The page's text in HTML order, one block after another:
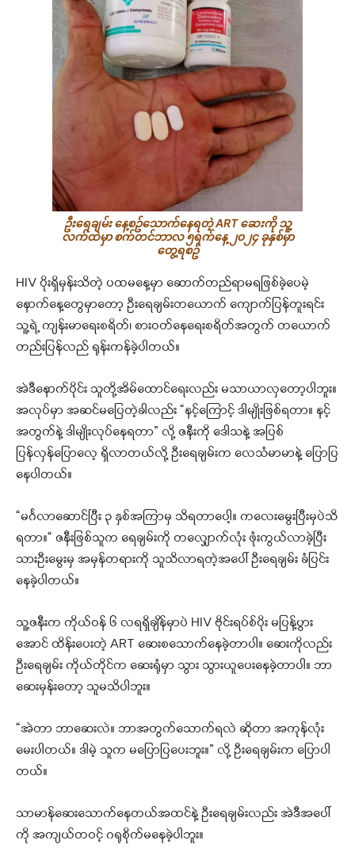
ဦးရေချမ်း နေ့စဥ်သောက်နေရတဲ့ ART ဆေးကို သူ့
လက်ထဲမှာ စက်တင်ဘာလ ၅ရက်နေ့ ၂၀၂၄ ခုနှစ်မှာ
တွေ့ရစဥ်
HIV ပိုးရှိမှန်းသိတဲ့ ပထမနေ့မှာ ဆောက်တည်ရာမရဖြစ်ခဲ့ပေမဲ့
နောက်နေ့တွေမှာတော့ ဦးရေချမ်းတယောက် ကျောက်ပြန်တူးရင်း
သူ့ရဲ့ ကျန်းမာရေးစရိတ်၊ စားဝတ်နေရေးစရိတ်အတွက် တယောက်
တည်းပြန်လည် ရုန်းကန်ခဲ့ပါတယ်။
အဲဒီနောက်ပိုင်း သူတို့အိမ်‌ထောင်ရေးလည်း မသာယာလှတော့ပါဘူး။
အလုပ်မှာ အဆင်မပြေတဲ့ခါလည်း “နင့်ကြောင့် ဒါမျိုးဖြစ်ရတာ။ နင့်
အတွက်နဲ့ ဒါမျိုးလုပ်နေရတာ” လို့ ဇနီးကို ဒေါသနဲ့ အပြစ်
ပြန်လှန်ပြောလေ့ ရှိလာတယ်လို့ ဦးရေချမ်းက လေသံမာမာနဲ့ ပြောပြ
နေပါတယ်။
“မင်္ဂလာဆောင်ပြီး ၃ နှစ်အကြာမှ သိရတာပေါ့။ ကလေးမွေးပြီးမှပဲသိ
ရတာ။“ ဇနီးဖြစ်သူက ရေချမ်းကို တလျှောက်လုံး ဖုံးကွယ်လာခဲ့ပြီး
သားဦးမွေးမှ အမှန်တရားကို သူသိလာရတဲ့အပေါ် ဦးရေချမ်း ခံပြင်း
နေခဲ့ပါတယ်။
သူ့ဇနီးက ကိုယ်ဝန် ၆ လရရှိချိန်မှာပဲ HIV ဗိုင်းရပ်စ်ပိုး မပြန့်ပွား
အောင် ထိန်းပေးတဲ့ ART ဆေးစသောက်နေခဲ့တာပါ။ ဆေးကိုလည်း
ဦးရေချမ်း ကိုယ်တိုင်က ဆေးရုံမှာ သွား သွားယူပေးနေခဲ့တာပါ။ ဘာ
ဆေးမှန်းတော့ သူမသိပါဘူး။
“အဲတာ ဘာဆေးလဲ။ ဘာအတွက်သောက်ရလဲ ဆိုတာ အကုန်လုံး
မေးပါတယ်။ ဒါမဲ့ သူက မပြောပြပေးဘူး။” လို့ ဦးရေချမ်းက ပြောပါ
တယ်။
သာမာန်ဆေးသောက်နေတယ်အထင်နဲ့ ဦးရေချမ်းလည်း အဲဒီအပေါ်
ကို အကျယ်တဝင့် ဂရုစိုက်မနေခဲ့ပါဘူး။